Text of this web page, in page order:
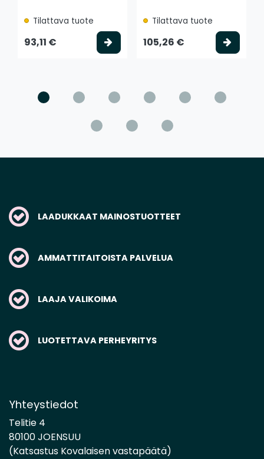
Tilattava tuote
93,11 € Valitse vaihtoehto
Tilattava tuote
105,26 €
LAADUKKAAT MAINOSTUOTTEET
AMMATTITAITOISTA PALVELUA
LAAJA VALIKOIMA
LUOTETTAVA PERHEYRITYS
Yhteystiedot
Telitie 4
80100 JOENSUU
(Katsastus Kovalaisen vastapäätä)